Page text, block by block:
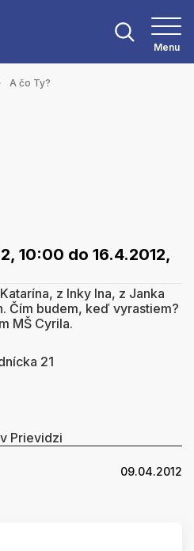
Menu
A čo Ty?
10:00 do 16.4.2012,
z Inky Ina, z Janka
Čím budem, keď vyrastiem?
MŠ Cyrila.
21
Prievidzi
09.04.2012